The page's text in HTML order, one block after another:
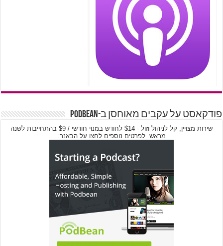
פודקאסט על עקבים מאוחסן ב-PodBean
שירות מצויין, קל לניהול וזול - $14 לחודש במנוי חודשי / $9 בהתחייבות לשנה
מראש. לפרטים נוספים לחצו על הבאנר: